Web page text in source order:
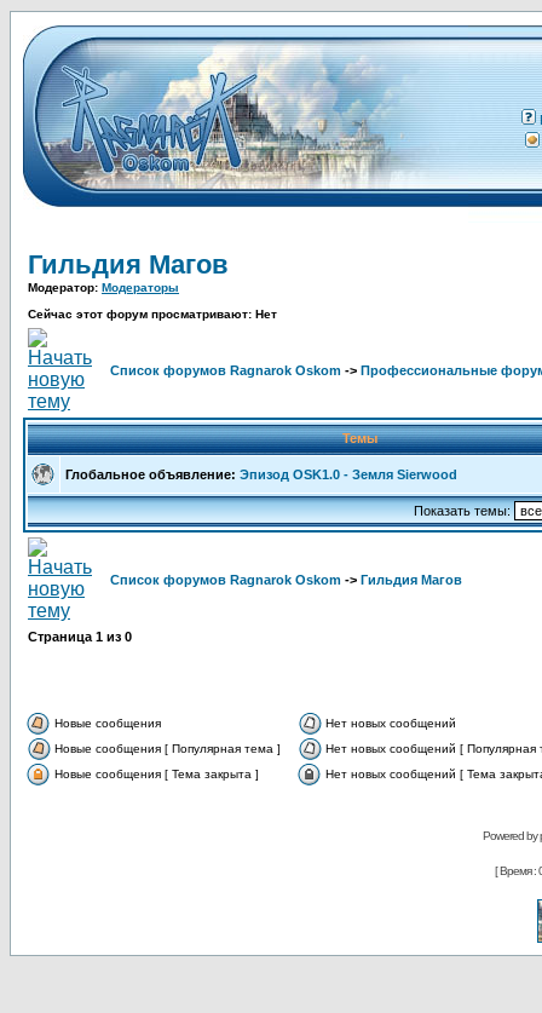
Гильдия Магов
Модератор: Модераторы
Сейчас этот форум просматривают: Нет
Список форумов Ragnarok Oskom -> Профессиональные
Темы
Глобальное объявление: Эпизод OSK1.0 - Земля Sierwood
Показать темы:
Список форумов Ragnarok Oskom -> Гильдия Магов
Страница 1 из 0
Новые сообщения
Нет новых сообщений
Новые сообщения [ Популярная тема ]
Нет новых сообщений [ Популярная
Новые сообщения [ Тема закрыта ]
Нет новых сообщений [ Тема
Powered by
[ Время :